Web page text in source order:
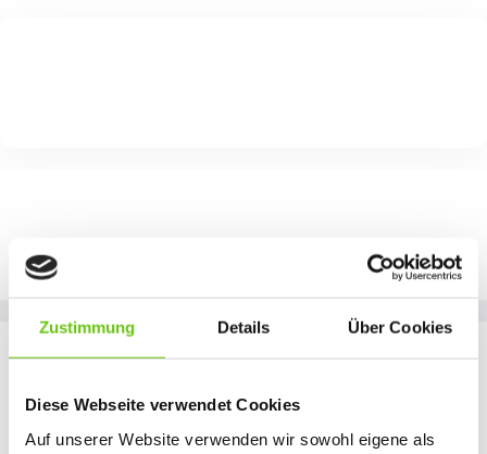
Zustimmung Details Über Cookies
Diese Webseite verwendet Cookies
Auf unserer Website verwenden wir sowohl eigene als
Unsere Marken